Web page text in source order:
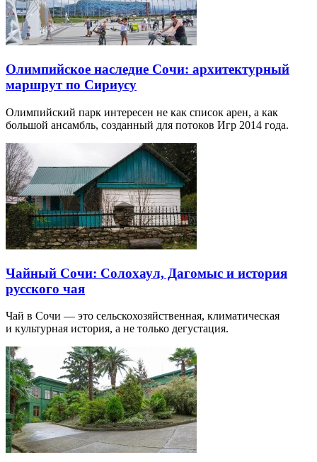
Олимпийское наследие Сочи: архитектурный
маршрут по Сириусу
Олимпийский парк интересен не как список арен, а как
большой ансамбль, созданный для потоков Игр 2014 года.
Чайный Сочи: Солохаул, Дагомыс и история
русского чая
Чай в Сочи — это сельскохозяйственная, климатическая
и культурная история, а не только дегустация.